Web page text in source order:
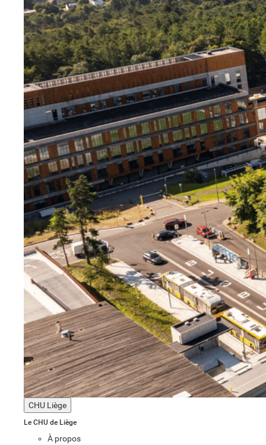
CHU Liège
Le CHU de Liège
À propos